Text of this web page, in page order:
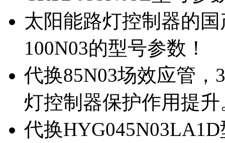
太阳能路灯控制器的
100N03的型号参数！
代换85N03场效应管
灯控制器保护作用提升
代换